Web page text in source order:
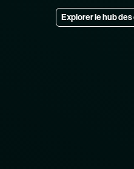
Explorer le hub